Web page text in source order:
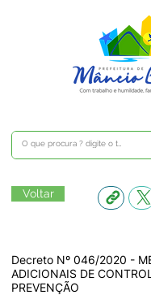
Voltar
Decreto Nº 046/2020 -
ADICIONAIS DE
PREVENÇÃO